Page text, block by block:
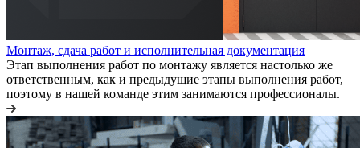
Монтаж, сдача работ и исполнительная документация
Этап выполнения работ по монтажу является настолько же
ответственным, как и предыдущие этапы выполнения работ,
поэтому в нашей команде этим занимаются профессионалы.